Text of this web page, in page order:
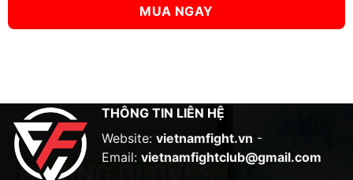
MUA NGAY
THÔNG TIN LIÊN HỆ
Website: vietnamfight.vn -
Email: vietnamfightclub@gmail.com